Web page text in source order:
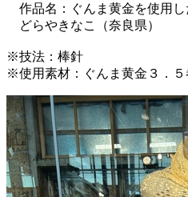
作品名：ぐんま黄金を使用
どらやきなこ（奈良県）
※技法：棒針
※使用素材：ぐんま黄金３．５